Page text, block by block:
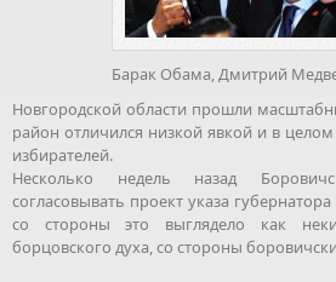
Барак Обама,Дмитрий
Новгородской области прошли
район отличился низкой явкой и в
избирателей.
Несколько недель назад
согласовывать проект указа
со стороны это выглядело как
борцовского духа, со стороны